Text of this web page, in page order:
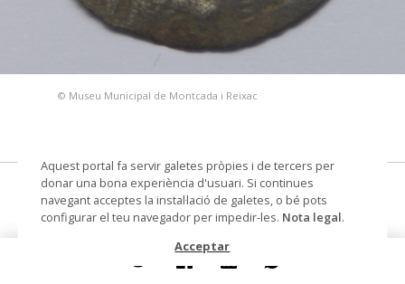
© Museu Municipal de Montcada i Reixac
Diner
moneda
Aquest portal fa servir galetes pròpies i de tercers per
donar una bona experiència d'usuari. Si continues
navegant acceptes la instal·lació de galetes, o bé pots
configurar el teu navegador per impedir-les. Nota legal.
Acceptar